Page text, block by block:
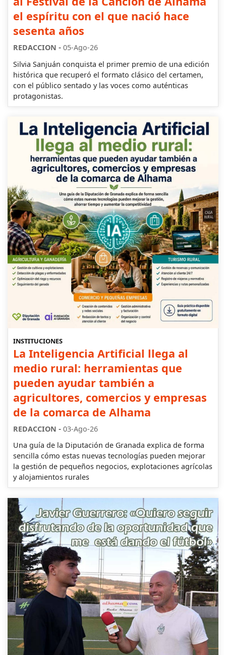
el espíritu con el que nació hace
sesenta años
REDACCION - 05-Ago-26
Silvia Sanjuán conquista el primer premio de una edición
histórica que recuperó el formato clásico del certamen,
con el público sentado y las voces como auténticas
protagonistas.
INSTITUCIONES
La Inteligencia Artificial llega al
medio rural: herramientas que
pueden ayudar también a
agricultores, comercios y empresas
de la comarca de Alhama
REDACCION - 03-Ago-26
Una guía de la Diputación de Granada explica de forma
sencilla cómo estas nuevas tecnologías pueden mejorar
la gestión de pequeños negocios, explotaciones agrícolas
y alojamientos rurales